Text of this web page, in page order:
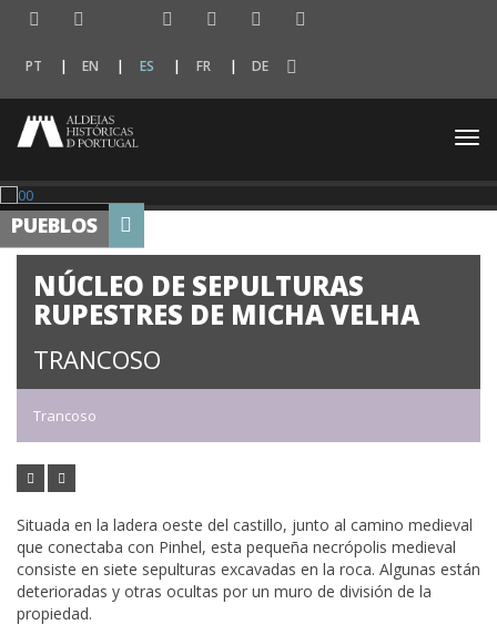
PT EN ES FR DE
PUEBLOS
NÚCLEO DE SEPULTURAS
RUPESTRES DE MICHA VELHA
TRANCOSO
Trancoso
Situada en la ladera oeste del castillo, junto al camino medieval
que conectaba con Pinhel, esta pequeña necrópolis medieval
consiste en siete sepulturas excavadas en la roca. Algunas están
deterioradas y otras ocultas por un muro de división de la
propiedad.